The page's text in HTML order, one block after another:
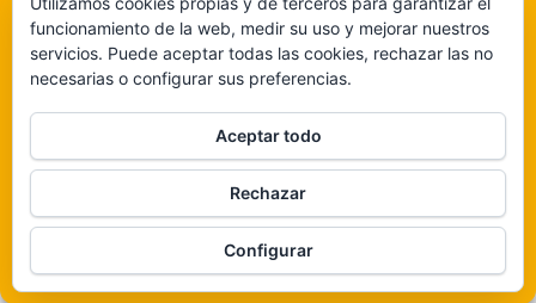
consentimiento puede afectar negativamente a determinadas características y
funciones.
De ninguna manera
Veámos que hay aquí
Política de cookies
WordPress |Tema:
funcionamiento de la web, medir su uso y mejorar nuestros
servicios. Puede aceptar todas las cookies, rechazar las no
necesarias o configurar sus preferencias.
Aceptar todo
Rechazar
Configurar